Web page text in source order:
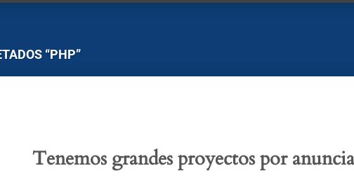
“PHP”
Tenemos grandes proyectos por